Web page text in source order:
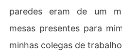
paredes eram de um
mesas presentes para
minhas colegas de